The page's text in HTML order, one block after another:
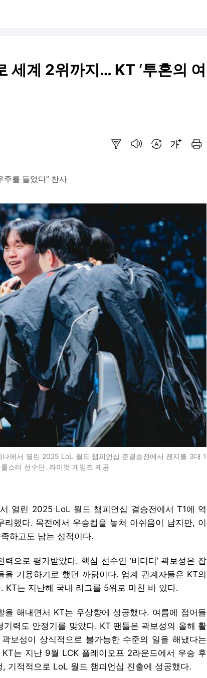
세계 2위까지… KT ‘투혼의 여
주를 들었다” 찬사
에서 열린 2025 LoL 월드 챔피언십 준결승전에서 젠지를 3대 1
스터 선수단. 라이엇 게임즈 제공
열린 2025 LoL 월드 챔피언십 결승전에서 T1에 역
리했다. 목전에서 우승컵을 놓쳐 아쉬움이 남지만, 이
하고도 남는 성적이다.
으로 평가받았다. 핵심 선수인 ‘비디디’ 곽보성은 잡
기용하기로 했던 까닭이다. 업계 관계자들은 KT의
KT는 지난해 국내 리그를 5위로 마친 바 있다.
을 해내면서 KT는 우상향에 성공했다. 여름에 접어들
력도 안정기를 맞았다. KT 팬들은 곽보성의 올해 활
보성이 상식적으로 불가능한 수준의 일을 해냈다는
는 지난 9월 LCK 플레이오프 2라운드에서 우승 후
기적적으로 LoL 월드 챔피언십 진출에 성공했다.